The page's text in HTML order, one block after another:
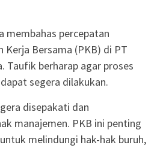
membahas percepatan
Kerja Bersama (PKB) di PT
Taufik berharap agar proses
segera dilakukan.
disepakati dan
manajemen. PKB ini penting
melindungi hak-hak buruh,